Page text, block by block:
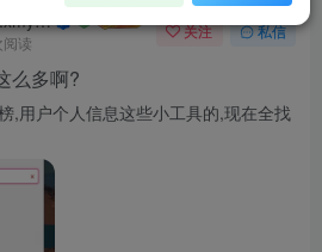
曦芒的小破站-wp.xmya.top
读
关注 私信
么多啊?
,用户个人信息这些小工具的,现在全找